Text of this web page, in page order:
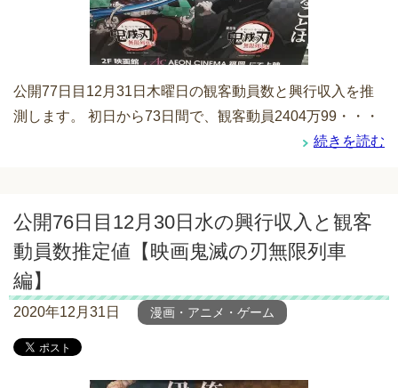
公開77日目12月31日木曜日の観客動員数と興行収入を推
測します。 初日から73日間で、観客動員2404万99・・・
続きを読む
公開76日目12月30日水の興行収入と観客
動員数推定値【映画鬼滅の刃無限列車
編】
2020年12月31日 漫画・アニメ・ゲーム